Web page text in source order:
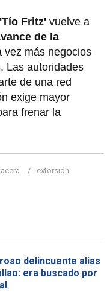
'Tío Fritz' vuelve a
de la
vez más negocios
Las autoridades
de una red
exige mayor
frenar la
extorsión
delincuente alias
era buscado por